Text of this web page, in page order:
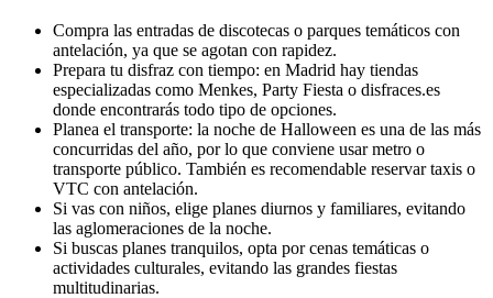
Compra las entradas de discotecas o parques temáticos con
antelación, ya que se agotan con rapidez.
Prepara tu disfraz con tiempo: en Madrid hay tiendas
especializadas como Menkes, Party Fiesta o disfraces.es
donde encontrarás todo tipo de opciones.
Planea el transporte: la noche de Halloween es una de las más
concurridas del año, por lo que conviene usar metro o
transporte público. También es recomendable reservar taxis o
VTC con antelación.
Si vas con niños, elige planes diurnos y familiares, evitando
las aglomeraciones de la noche.
Si buscas planes tranquilos, opta por cenas temáticas o
actividades culturales, evitando las grandes fiestas
multitudinarias.